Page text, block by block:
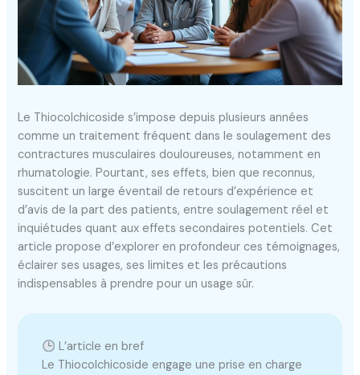
Le Thiocolchicoside s’impose depuis plusieurs années
comme un traitement fréquent dans le soulagement des
contractures musculaires douloureuses, notamment en
rhumatologie. Pourtant, ses effets, bien que reconnus,
suscitent un large éventail de retours d’expérience et
d’avis de la part des patients, entre soulagement réel et
inquiétudes quant aux effets secondaires potentiels. Cet
article propose d’explorer en profondeur ces témoignages,
éclairer ses usages, ses limites et les précautions
indispensables à prendre pour un usage sûr.
L’article en bref
Le Thiocolchicoside engage une prise en charge